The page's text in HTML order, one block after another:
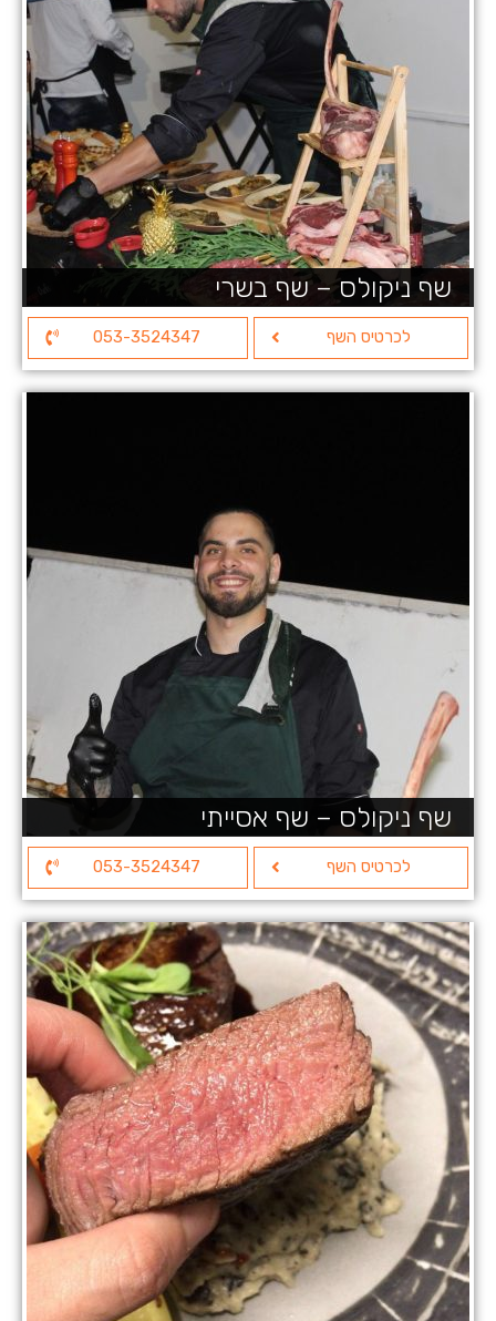
שף ניקולס – שף בשרי
לכרטיס השף 053-3524347
שף ניקולס – שף אסייתי
לכרטיס השף 053-3524347